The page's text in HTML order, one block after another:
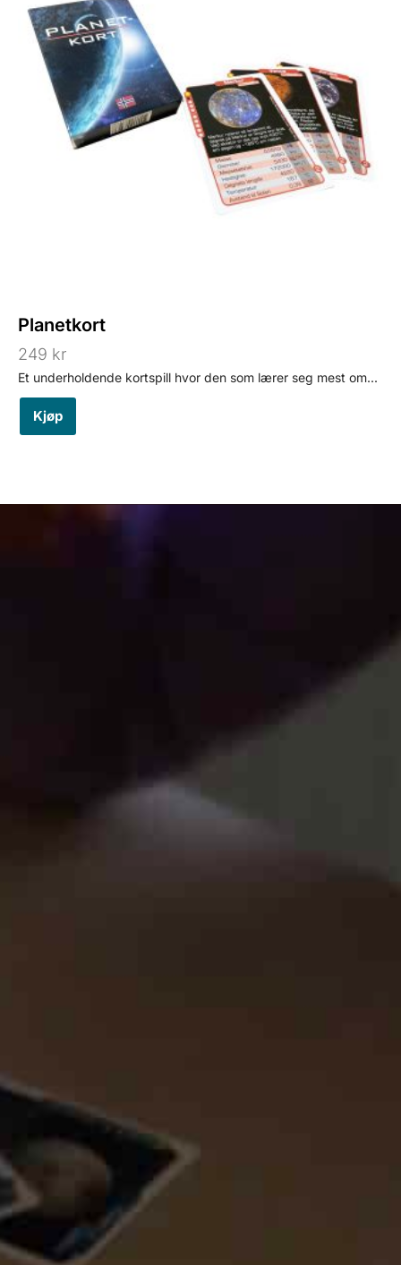
Planetkort
249 kr
Et underholdende kortspill hvor den som lærer seg mest om...
Kjøp